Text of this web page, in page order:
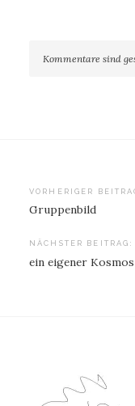
Kommentare sind
VORHERIGER
Gruppenbild
NÄCHSTER BEITRAG:
ein eigener